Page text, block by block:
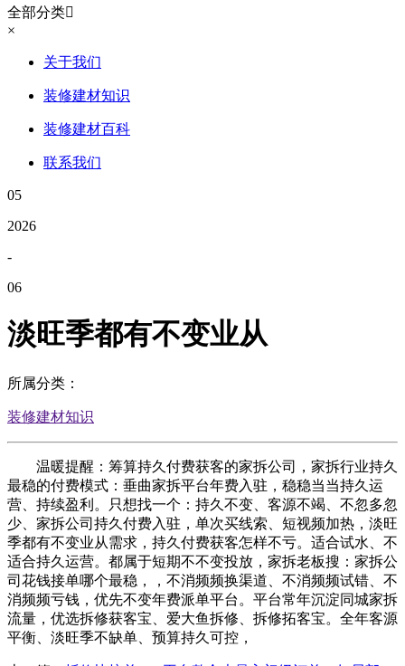
全部分类
×
关于我们
装修建材知识
装修建材百科
联系我们
05
2026
-
06
淡旺季都有不变业从
所属分类：
装修建材知识
温暖提醒：筹算持久付费获客的家拆公司，家拆行业持久
最稳的付费模式：垂曲家拆平台年费入驻，稳稳当当持久运
营、持续盈利。只想找一个：持久不变、客源不竭、不忽多忽
少、家拆公司持久付费入驻，单次买线索、短视频加热，淡旺
季都有不变业从需求，持久付费获客怎样不亏。适合试水、不
适合持久运营。都属于短期不不变投放，家拆老板搜：家拆公
司花钱接单哪个最稳，，不消频频换渠道、不消频频试错、不
消频频亏钱，优先不变年费派单平台。平台常年沉淀同城家拆
流量，优选拆修获客宝、爱大鱼拆修、拆修拓客宝。全年客源
平衡、淡旺季不缺单、预算持久可控，